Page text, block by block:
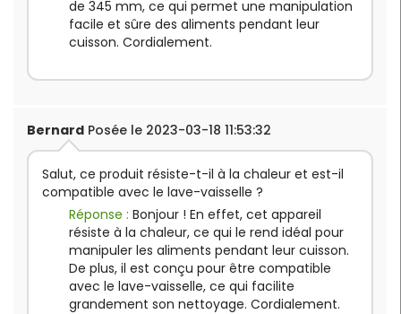
de 345 mm, ce qui permet une manipulation
facile et sûre des aliments pendant leur
cuisson. Cordialement.
Bernard Posée le 2023-03-18 11:53:32
Salut, ce produit résiste-t-il à la chaleur et est-il
compatible avec le lave-vaisselle ?
Réponse : Bonjour ! En effet, cet appareil
résiste à la chaleur, ce qui le rend idéal pour
manipuler les aliments pendant leur cuisson.
De plus, il est conçu pour être compatible
avec le lave-vaisselle, ce qui facilite
grandement son nettoyage. Cordialement.